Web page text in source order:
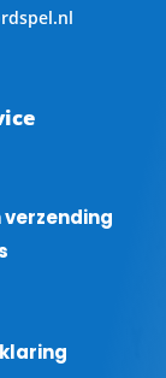
verzending